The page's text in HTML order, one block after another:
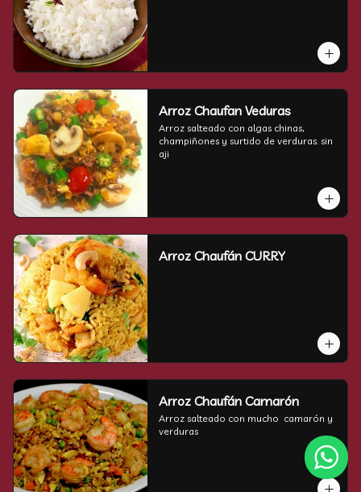
Arroz Chaufan Veduras
Arroz salteado con algas chinas,
champiñones y surtido de verduras. sin
aji
Arroz Chaufán CURRY
Arroz Chaufán Camarón
Arroz salteado con mucho  camarón y
verduras